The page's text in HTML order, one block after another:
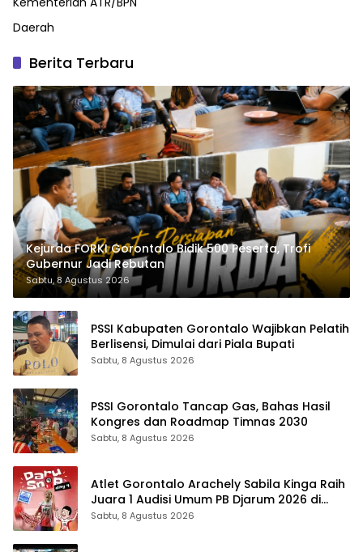
Daerah
Berita Terbaru
Kejurda FORKI Gorontalo Bidik 500 Peserta, Trofi
Gubernur Jadi Rebutan
Sabtu, 8 Agustus 2026
PSSI Kabupaten Gorontalo Wajibkan Pelatih
Berlisensi, Dimulai dari Piala Bupati
Sabtu, 8 Agustus 2026
PSSI Gorontalo Tancap Gas, Bahas Hasil
Kongres dan Roadmap Timnas 2030
Sabtu, 8 Agustus 2026
Atlet Gorontalo Arachely Sabila Kinga Raih
Juara 1 Audisi Umum PB Djarum 2026 di
Makassar
Sabtu, 8 Agustus 2026